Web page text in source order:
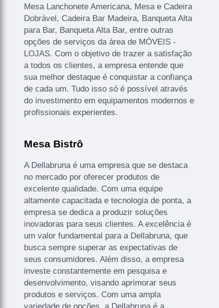
Mesa Lanchonete Americana, Mesa e Cadeira
Dobrável, Cadeira Bar Madeira, Banqueta Alta
para Bar, Banqueta Alta Bar, entre outras
opções de serviços da área de MÓVEIS -
LOJAS. Com o objetivo de trazer a satisfação
a todos os clientes, a empresa entende que
sua melhor destaque é conquistar a confiança
de cada um. Tudo isso só é possível através
do investimento em equipamentos modernos e
profissionais experientes.
Mesa Bistrô
A Dellabruna é uma empresa que se destaca
no mercado por oferecer produtos de
excelente qualidade. Com uma equipe
altamente capacitada e tecnologia de ponta, a
empresa se dedica a produzir soluções
inovadoras para seus clientes. A excelência é
um valor fundamental para a Dellabruna, que
busca sempre superar as expectativas de
seus consumidores. Além disso, a empresa
investe constantemente em pesquisa e
desenvolvimento, visando aprimorar seus
produtos e serviços. Com uma ampla